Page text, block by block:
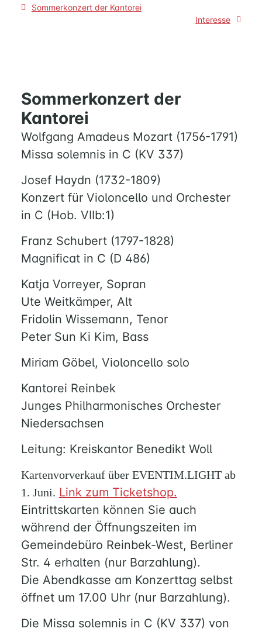
Beitragsnavigation
Sommerkonzert der Kantorei
Interesse
Sommerkonzert der
Kantorei
Wolfgang Amadeus Mozart (1756-1791)
Missa solemnis in C (KV 337)
Josef Haydn (1732-1809)
Konzert für Violoncello und Orchester
in C (Hob. VIIb:1)
Franz Schubert (1797-1828)
Magnificat in C (D 486)
Katja Vorreyer, Sopran
Ute Weitkämper, Alt
Fridolin Wissemann, Tenor
Peter Sun Ki Kim, Bass
Miriam Göbel, Violoncello solo
Kantorei Reinbek
Junges Philharmonisches Orchester
Niedersachsen
Leitung: Kreiskantor Benedikt Woll
Kartenvorverkauf über EVENTIM.LIGHT ab
1. Juni. Link zum Ticketshop.
Eintrittskarten können Sie auch
während der Öffnungszeiten im
Gemeindebüro Reinbek-West, Berliner
Str. 4 erhalten (nur Barzahlung).
Die Abendkasse am Konzerttag selbst
öffnet um 17.00 Uhr (nur Barzahlung).
Die Missa solemnis in C (KV 337) von